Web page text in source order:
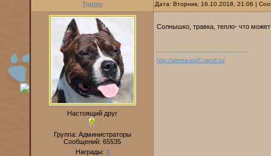
Tigrino Дата: Вторник, 16.10.2018, 21:06 |
Настоящий друг
Группа: Администраторы
Сообщений: 65535
Награды: 3
Солнышко, травка, тепло- что
http://alterra-staff.narod.ru/